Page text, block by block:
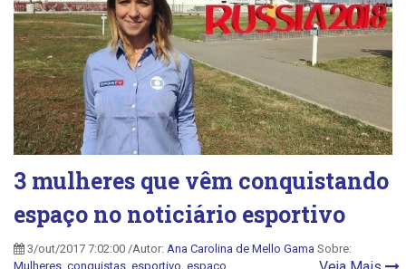
3 mulheres que vêm conquistando
espaço no noticiário esportivo
3/out/2017 7:02:00 /Autor: Ana Carolina de Mello Gama Sobre:
Mulheres conquistas esportivo espaço